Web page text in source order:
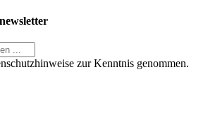
zur Kenntnis genommen.